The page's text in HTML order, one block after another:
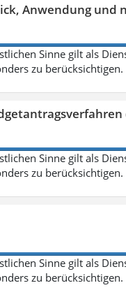
Anwendung
Sinne gilt als
zu berücksichtigen.
Sinne gilt als
zu berücksichtigen.
Sinne gilt als
zu berücksichtigen.